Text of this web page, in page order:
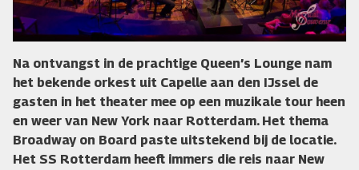
Na ontvangst in de prachtige Queen’s Lounge nam
het bekende orkest uit Capelle aan den IJssel de
gasten in het theater mee op een muzikale tour heen
en weer van New York naar Rotterdam. Het thema
Broadway on Board paste uitstekend bij de locatie.
Het SS Rotterdam heeft immers die reis naar New